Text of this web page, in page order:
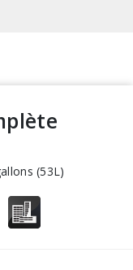
(53L)